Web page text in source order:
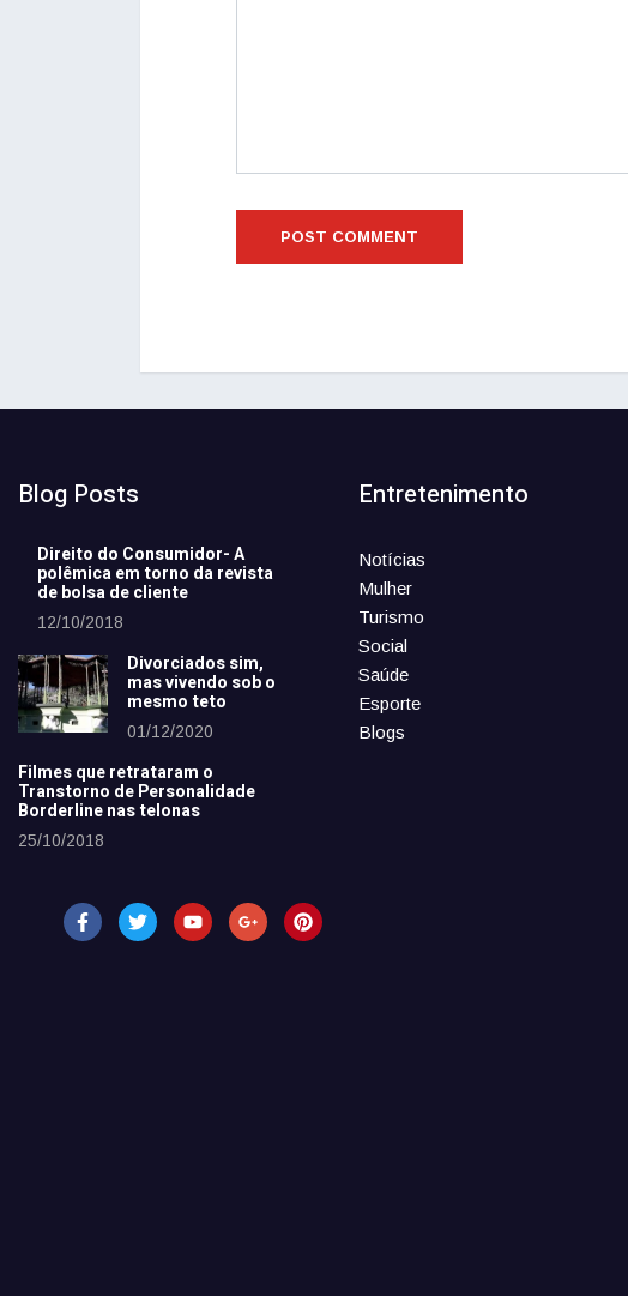
Blog Posts
Direito do Consumidor- A
polêmica em torno da revista
de bolsa de cliente
12/10/2018
Divorciados sim,
mas vivendo sob o
mesmo teto
01/12/2020
Filmes que retrataram o
Transtorno de Personalidade
Borderline nas telonas
25/10/2018
Entretenimento
Notícias
Mulher
Turismo
Social
Saúde
Esporte
Blogs